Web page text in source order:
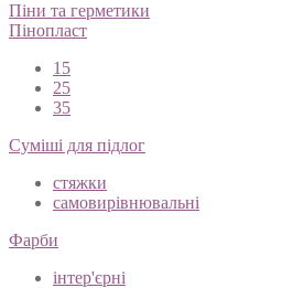
Піни та герметики
Пінопласт
15
25
35
Суміші для підлог
стяжки
самовирівнювальні
Фарби
інтер'єрні